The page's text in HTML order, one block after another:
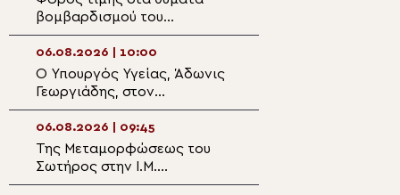
βομβαρδισμού του
Νοσοκομείου Αθαλάσσας
κατά την τουρκική εισβολή
06.08.2026 | 10:00
Ο Υπουργός Υγείας, Άδωνις
Γεωργιάδης, στον
Μητροπολίτη Φθιώτιδος
Συμεών
06.08.2026 | 09:45
Της Μεταμορφώσεως του
Σωτήρος στην Ι.Μ.
Ασωμάτων Πετράκη